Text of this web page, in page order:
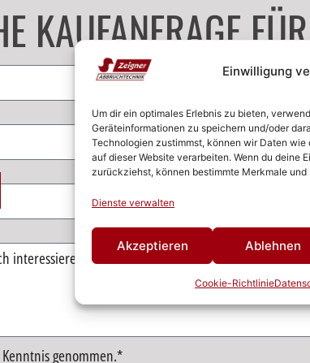
Einwilligung
Um dir ein optimales Erlebnis zu bieten,
Geräteinformationen zu speichern und/oder
Technologien zustimmst, können wir Daten
auf dieser Website verarbeiten. Wenn du deine
zurückziehst, können bestimmte Merkmale
Dienste verwalten
Akzeptieren Ablehnen
Cookie-Richtlinie
KAUFANFRAGE
genommen.*